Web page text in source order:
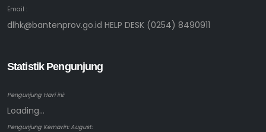
Email :
dlhk@bantenprov.go.id HELP DESK (0254) 8490911
Statistik Pengunjung
Pengunjung Hari ini:
Loading...
Pengunjung Kemarin: August: